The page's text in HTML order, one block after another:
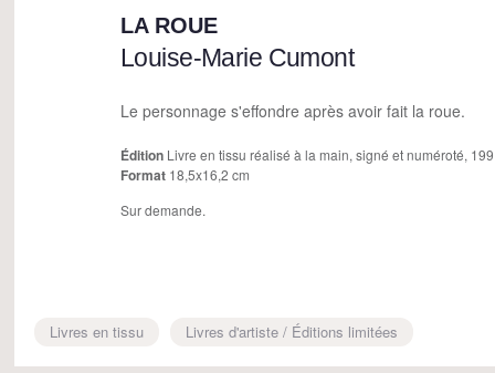
LA ROUE
Louise-Marie Cumont
Le personnage s'effondre après avoir fait la roue.
Édition Livre en tissu réalisé à la main, signé et numéroté,
Format 18,5x16,2 cm
Sur demande.
Livres en tissu Livres d'artiste / Éditions limitées